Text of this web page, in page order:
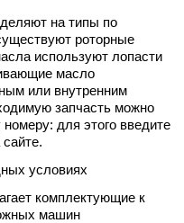
на типы по
роторные
используют лопасти
масло
или внутренним
запчасть можно
для этого введите
условиях
комплектующие к
машин